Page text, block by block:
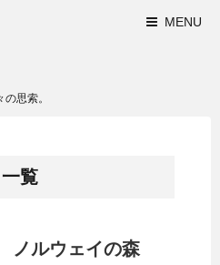
MENU
思索。
覧
ノルウェイの森